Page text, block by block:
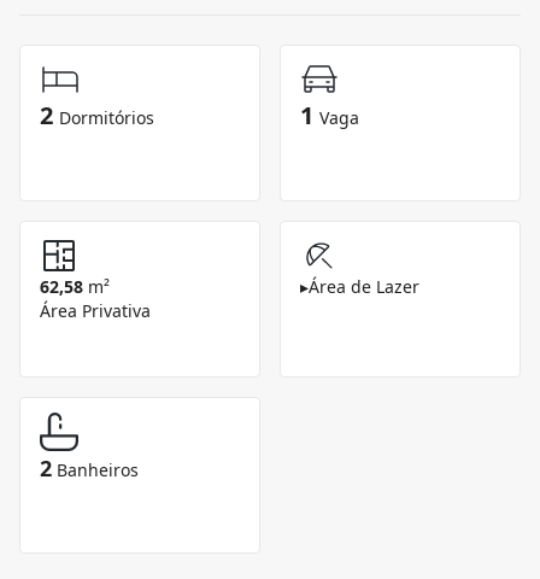
2 Dormitórios 1 Vaga
62,58 m²
Área Privativa
▸Área de Lazer
2 Banheiros